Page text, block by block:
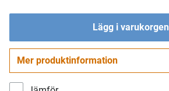
Lägg i varukorgen
Gå till kassan
Mer produktinformation